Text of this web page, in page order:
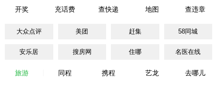
开奖 充话费 查快递 地图 查违章
大众点评 美团 赶集 58同城
安乐居 搜房网 住哪 名医在线
旅游 同程 携程 艺龙 去哪儿